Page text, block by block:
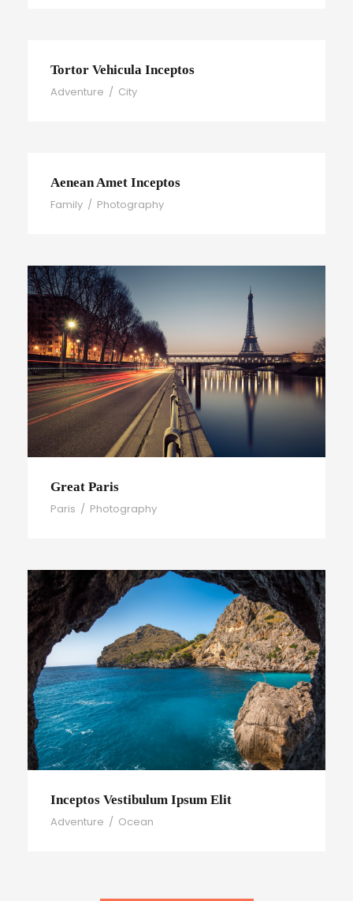
Tortor Vehicula Inceptos
Adventure / City
Aenean Amet Inceptos
Family / Photography
Great Paris
Paris / Photography
Inceptos Vestibulum Ipsum Elit
Adventure / Ocean